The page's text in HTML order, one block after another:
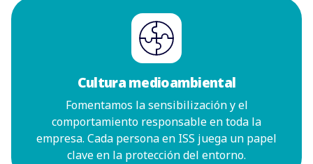
Cultura medioambiental
Fomentamos la sensibilización y el
comportamiento responsable en toda la
empresa. Cada persona en ISS juega un papel
clave en la protección del entorno.